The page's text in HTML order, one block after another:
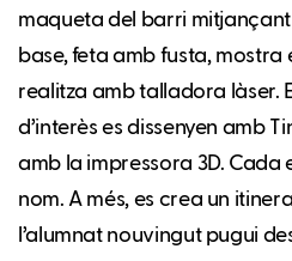
maqueta del barri
base, feta amb fusta, mostra
realitza amb talladora làser.
d’interès es dissenyen amb
amb la impressora 3D. Cada
nom. A més, es crea un
l’alumnat nouvingut pugui